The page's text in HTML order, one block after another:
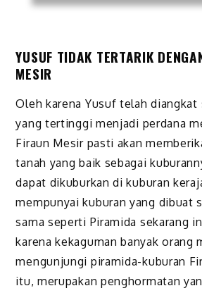
YUSUF TIDAK TERTARIK
MESIR
Oleh karena Yusuf telah
yang tertinggi menjadi perdana
Firaun Mesir pasti akan
tanah yang baik sebagai
dapat dikuburkan di kuburan
mempunyai kuburan yang dibuat
sama seperti Piramida sekarang
karena kekaguman banyak orang
mengunjungi piramida-kuburan
itu, merupakan penghormatan